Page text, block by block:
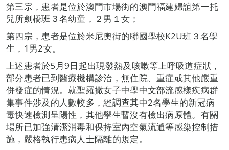
第三宗，患者是位於澳門市場街的澳門福建婦誼第一托
兒所劍橋班３名幼童，２男１女；
第四宗，患者是位於米尼奧街的聯國學校K2U班３名學
生，1男2女。
上述患者於5月9日起出現發熱及咳嗽等上呼吸道症狀，
部分患者已到醫療機構診治，無住院、重症或其他嚴重
併發症的情況。就聖羅撒女子中學中文部流感樣疾病群
集事件涉及的人數較多，經調查其中2名學生的新冠病
毒快速檢測呈陽性，其他學生暫沒有檢出病原體。有關
場所已加強清潔消毒和保持室內空氣流通等感染控制措
施，嚴格執行患病人士隔離的規定。